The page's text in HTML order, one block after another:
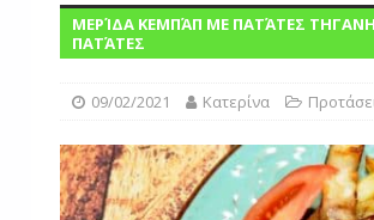
Fish and Chips
ΘΑΛΑΣΣΙΝΑ
Η ιστορία του λικέρ από τις θεραπείες στην
ΜΕΡΊΔΑ ΚΕΜΠΆΠ ΜΕ ΠΑΤΆΤΕΣ
ΠΑΤΆΤΕΣ
09/02/2021 Κατερίνα